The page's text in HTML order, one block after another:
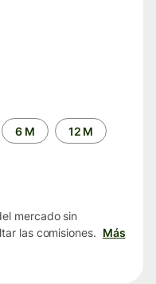
6 M 12 M
mercado sin
las comisiones. Más